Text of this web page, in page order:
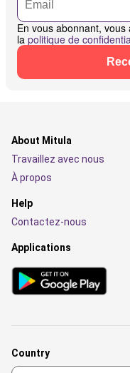
En vous abonnant, vous
la politique de
About Mitula
Travaillez avec nous
À propos
Help
Contactez-nous
Applications
Country